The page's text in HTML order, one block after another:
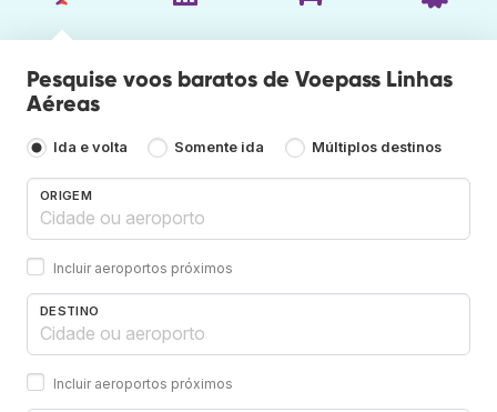
Pesquise voos baratos de Voepass Linhas
Aéreas
Ida e volta Somente ida Múltiplos destinos
ORIGEM
Incluir aeroportos próximos
DESTINO
Incluir aeroportos próximos